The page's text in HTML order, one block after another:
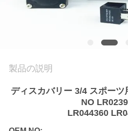
さ
い
製品の説明
ディスカバリー 3/4 スポー
NO
LR044360